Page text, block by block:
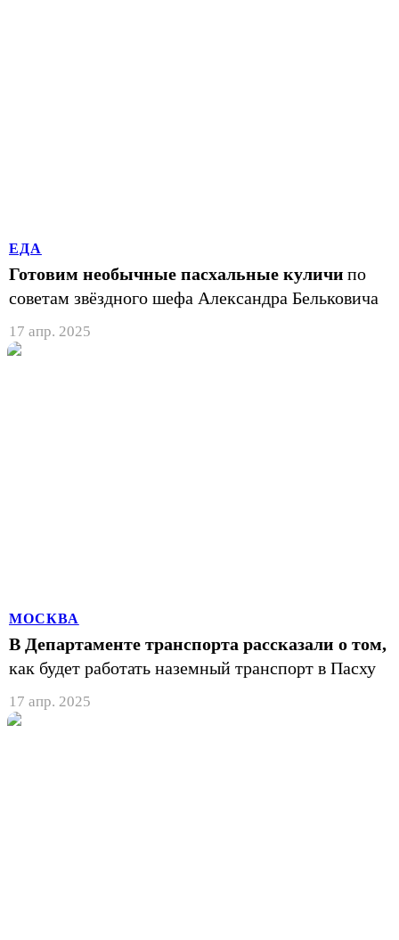
ЕДА
Готовим необычные пасхальные куличи по
советам звёздного шефа Александра Бельковича
17 апр. 2025
МОСКВА
В Департаменте транспорта рассказали о том,
как будет работать наземный транспорт в Пасху
17 апр. 2025